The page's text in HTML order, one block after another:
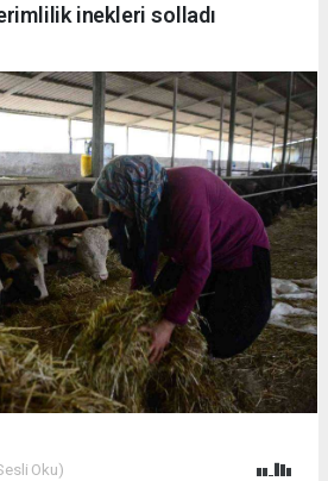
inekleri solladı
Oku)